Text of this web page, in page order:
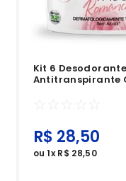
Kit 6
Antitranspirante
☆ ☆ ☆ ☆ ☆
R$ 28,50
ou1xR$ 28,50